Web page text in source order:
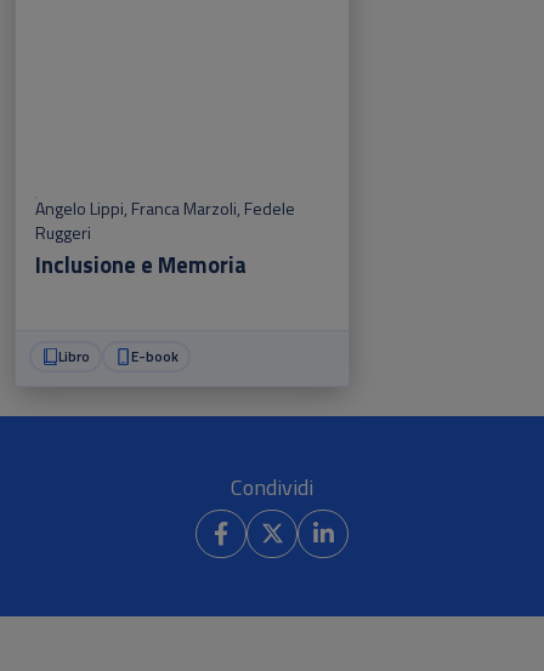
Angelo Lippi, Franca Marzoli, Fedele
Ruggeri
Inclusione e Memoria
Libro E-book
Condividi